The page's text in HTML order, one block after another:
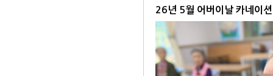
26년 5월 어버이날 카네이